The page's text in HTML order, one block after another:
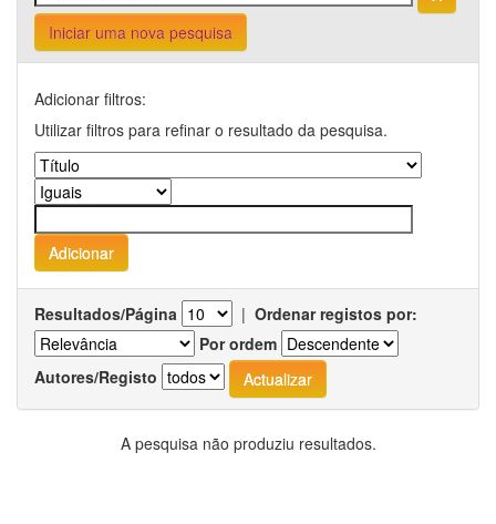
Iniciar uma nova pesquisa
Adicionar filtros:
Utilizar filtros para refinar o resultado da pesquisa.
Resultados/Página | Ordenar registos por:
Por ordem
Autores/Registo
A pesquisa não produziu resultados.